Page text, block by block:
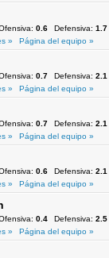
0.6 Defensiva: 1.7
»
Página del equipo »
0.7 Defensiva: 2.1
»
Página del equipo »
0.7 Defensiva: 2.1
»
Página del equipo »
0.6 Defensiva: 2.1
»
Página del equipo »
0.4 Defensiva: 2.5
»
Página del equipo »